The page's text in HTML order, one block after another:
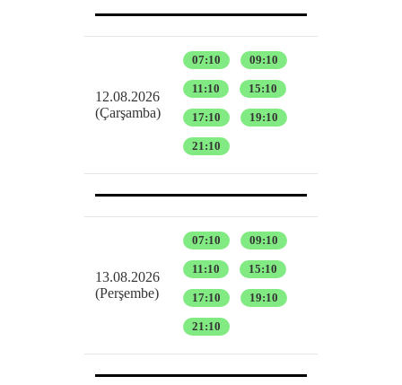
12.08.2026
(Çarşamba)
07:10 09:10
11:10 15:10
17:10 19:10
21:10
13.08.2026
(Perşembe)
07:10 09:10
11:10 15:10
17:10 19:10
21:10